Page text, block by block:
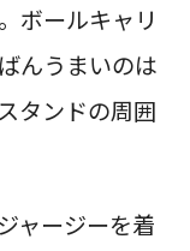
ボールキャリ
んうまいのは
タンドの周囲
ャージーを着